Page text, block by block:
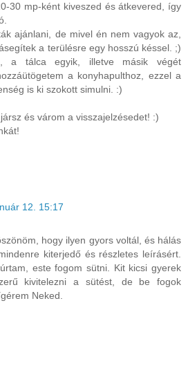
30 mp-ként kiveszed és átkevered, így
ajánlani, de mivel én nem vagyok az,
a terülésre egy hosszú késsel. ;)
a tálca egyik, illetve másik végét
a konyhapulthoz, ezzel a
is ki szokott simulni. :)
és várom a visszajelzésedet! :)
12. 15:17
hogy ilyen gyors voltál, és hálás
kiterjedő és részletes leírásért.
este fogom sütni. Kit kicsi gyerek
kivitelezni a sütést, de be fogok
Neked.